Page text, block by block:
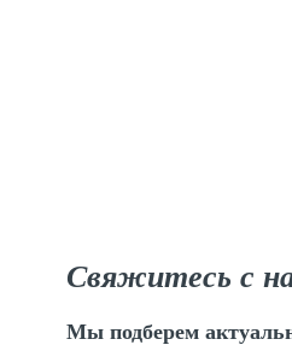
Свяжитесь с
Мы подберем